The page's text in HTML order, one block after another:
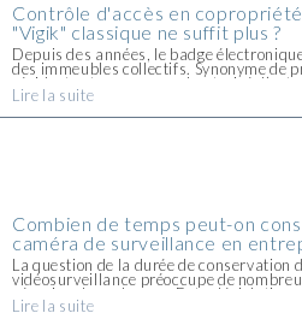
Contrôle d'accès en
"Vigik" classique ne suffit plus ?
Depuis des années, le badge
des immeubles collectifs. Synonyme de
résidents et au personnel autorisé
leur copropriété, sans se soucier d’une
Lire la suite
Combien de temps peut-on
caméra de surveillance en
La question de la durée de conservation
vidéosurveillance préoccupe de
sécuriser leurs locaux. Entre législation
CNIL et contraintes techniques, il n’est
Lire la suite